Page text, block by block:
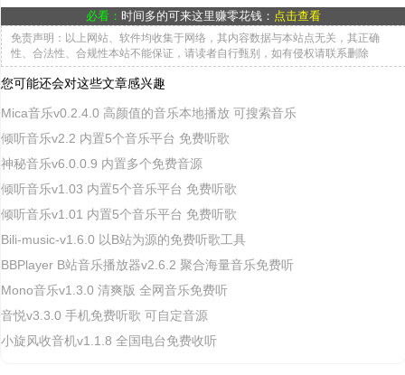
必看： 时间多的可来这里赚零花钱： 点击查看
免责声明：以上网站、软件均收集于网络，其内容数据与本站点无关，其正确
性、合法性、合规性本站不能保证，请读者自行甄别，如有侵权请联系删除
您可能还会对这些文章感兴趣
Mica音乐v0.2.4.0 高颜值的音乐本地播放 可搜索音乐
倾听音乐v2.2 内置5个音乐平台 免费听歌
神秘音乐v6.0.0.9 内置多个免费音源
倾听音乐v1.03 内置5个音乐平台 免费听歌
倾听音乐v1.01 内置5个音乐平台 免费听歌
Bili-music-v1.6.0 以B站为源的免费听歌工具
BBPlayer B站音乐播放器v2.6.2 聚合海量音乐免费听
Mono音乐v1.3.0 清爽版 全网音乐免费听
音悦v3.3.0 手机免费听歌 可自定音源
小旋风收音机v1.1.8 全国电台免费收听